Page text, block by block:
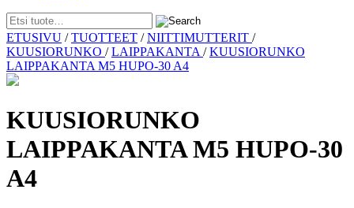
Skip
to
content
ETUSIVU /TUOTTEET /NIITTIMUTTERIT /
KUUSIORUNKO /LAIPPAKANTA /KUUSIORUNKO
LAIPPAKANTA M5 HUPO-30 A4
KUUSIORUNKO
LAIPPAKANTA M5 HUPO-30
A4